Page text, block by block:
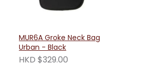
MUR6A Groke Neck Bag
Urban - Black
HKD $329.00